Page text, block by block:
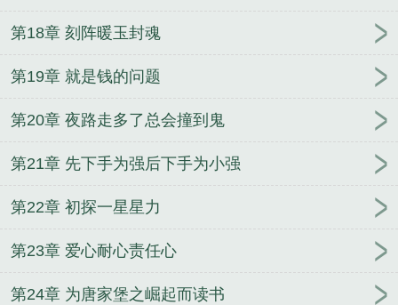
第18章 刻阵暖玉封魂
第19章 就是钱的问题
第20章 夜路走多了总会撞到鬼
第21章 先下手为强后下手为小强
第22章 初探一星星力
第23章 爱心耐心责任心
第24章 为唐家堡之崛起而读书